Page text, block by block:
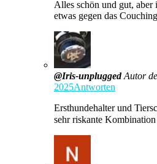
Alles schön und gut, aber
etwas gegen das
@Iris-unplugged Autor
2025Antworten
Ersthundehalter und
sehr riskante